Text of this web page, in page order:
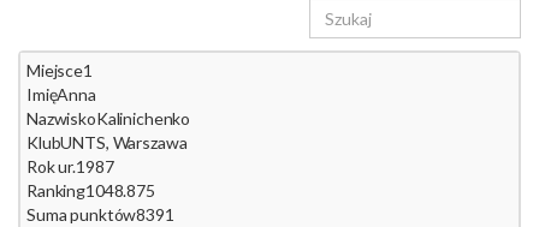
Miejsce1
ImięAnna
NazwiskoKalinichenko
KlubUNTS, Warszawa
Rok ur.1987
Ranking1048.875
Suma punktów8391